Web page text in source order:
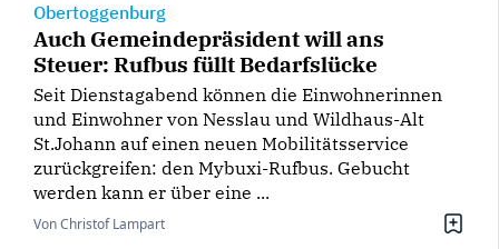
Obertoggenburg
Auch Gemeindepräsident will ans
Steuer: Rufbus füllt Bedarfslücke
Seit Dienstagabend können die Einwohnerinnen
und Einwohner von Nesslau und Wildhaus-Alt
St.Johann auf einen neuen Mobilitätsservice
zurückgreifen: den Mybuxi-Rufbus. Gebucht
werden kann er über eine ...
Von Christof Lampart